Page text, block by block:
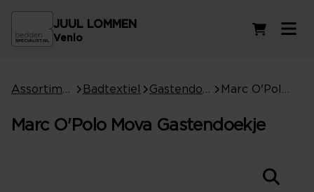
JUUL LOMMEN
Venlo
Badtextiel
Marc O'Polo Mova Gastendoekje